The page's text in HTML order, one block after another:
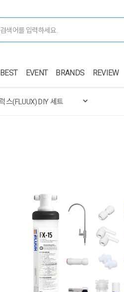
BEST EVENT BRANDS REVIEW